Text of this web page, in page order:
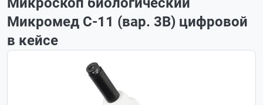
Микромед С-11 (вар. 3B) цифровой
в кейсе